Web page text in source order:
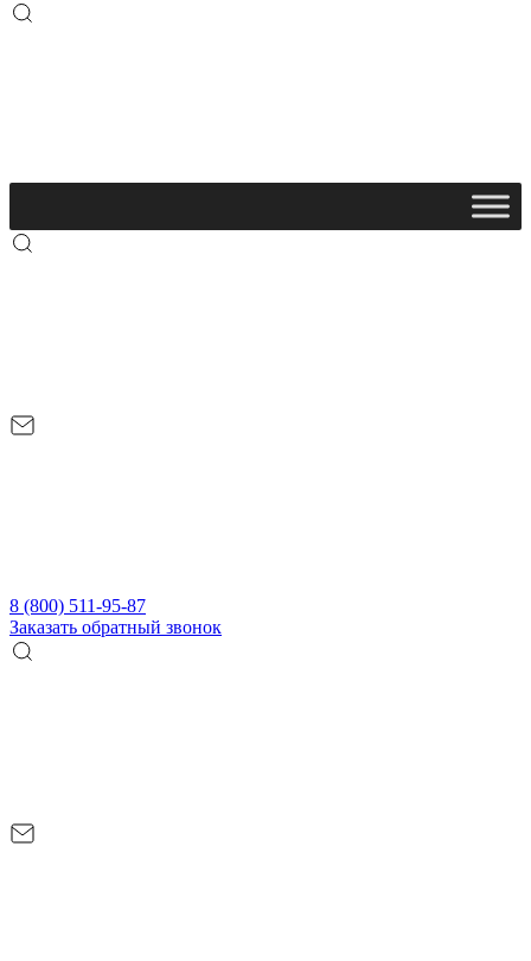
8 (800) 511-95-87
Заказать обратный звонок